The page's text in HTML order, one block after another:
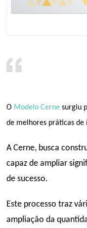
O Modelo Cerne surgiu
de melhores práticas de
A Cerne, busca
capaz de ampliar
de sucesso.
Este processo traz
ampliação da